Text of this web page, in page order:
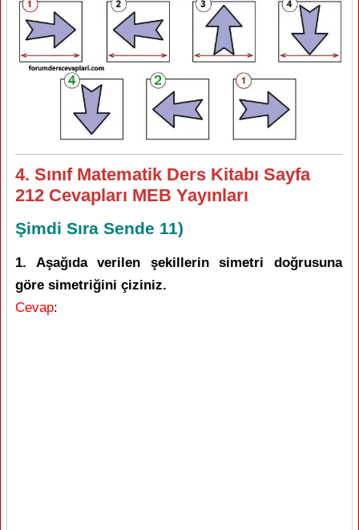
4. Sınıf Matematik Ders Kitabı Sayfa
212 Cevapları MEB Yayınları
Şimdi Sıra Sende 11)
1. Aşağıda verilen şekillerin simetri doğrusuna
göre simetriğini çiziniz.
Cevap: